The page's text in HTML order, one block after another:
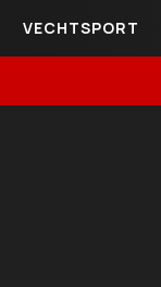
VECHTSPORT